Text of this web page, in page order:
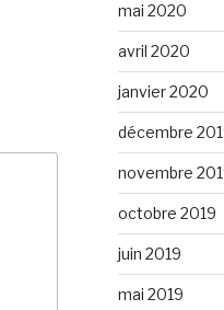
mai 2020
avril 2020
janvier 2020
décembre
novembre
octobre 2019
juin 2019
mai 2019